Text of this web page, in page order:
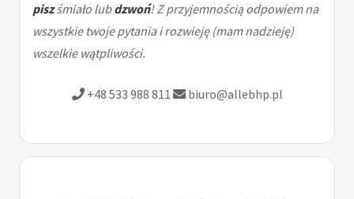
piszśmiało lubdzwoń! Z przyjemnością odpowiem na
wszystkie twoje pytania i rozwieję (mam nadzieję)
wszelkie wątpliwości.
+48 533 988 811 biuro@allebhp.pl